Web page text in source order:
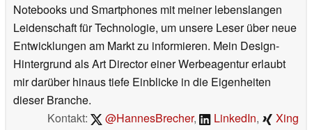
Notebooks und Smartphones mit meiner lebenslangen
Leidenschaft für Technologie, um unsere Leser über neue
Entwicklungen am Markt zu informieren. Mein Design-
Hintergrund als Art Director einer Werbeagentur erlaubt
mir darüber hinaus tiefe Einblicke in die Eigenheiten
dieser Branche.
Kontakt:
@HannesBrecher, LinkedIn, Xing